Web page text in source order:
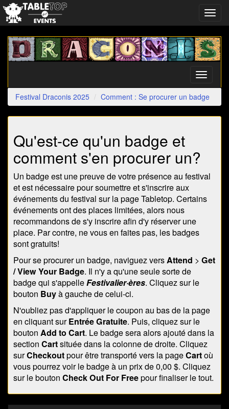
Festival
Draconis
2025
Toggle
Festival Draconis 2025
Comment : Se procurer un badge
Qu'est-ce qu'un badge et
comment s'en procurer un?
Un badge est une preuve de votre présence au festival
et est nécessaire pour soumettre et s'inscrire aux
événements du festival sur la page Tabletop. Certains
événements ont des places limitées, alors nous
recommandons de s'y inscrire afin d'y réserver une
place. Par contre, ne vous en faites pas, les badges
sont gratuits!
Pour se procurer un badge, naviguez versAttend > Get
/ View Your Badge. Il n'y a qu'une seule sorte de
badge qui s'appelleFestivalier·ères. Cliquez sur le
bouton Buyà gauche de celui-ci.
N'oubliez pas d'appliquer le coupon au bas de la page
en cliquant surEntrée Gratuite. Puis, cliquez sur le
bouton Add to Cart. Le badge sera alors ajouté dans la
section Cartsituée dans la colonne de droite. Cliquez
surCheckoutpour être transporté vers la pageCartoù
vous pourrez voir le badge à un prix de 0,00 $. Cliquez
sur le bouton Check Out For Freepour finaliser le tout.